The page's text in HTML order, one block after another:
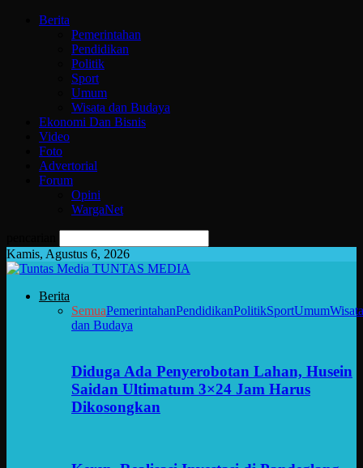
Berita
Pemerintahan
Pendidikan
Politik
Sport
Umum
Wisata dan Budaya
Ekonomi Dan Bisnis
Video
Foto
Advertorial
Forum
Opini
WargaNet
Kamis, Agustus 6, 2026
TUNTAS MEDIA
Berita
SemuaPemerintahanPendidikanPolitikSportUmumWisata
dan Budaya
Diduga Ada Penyerobotan Lahan, Husein
Saidan Ultimatum 3×24 Jam Harus
Dikosongkan